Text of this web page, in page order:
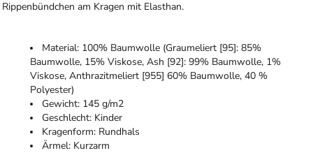
Rippenbündchen am Kragen mit Elasthan.
Material: 100% Baumwolle (Graumeliert [95]: 85%
Baumwolle, 15% Viskose, Ash [92]: 99% Baumwolle, 1%
Viskose, Anthrazitmeliert [955] 60% Baumwolle, 40 %
Polyester)
Gewicht: 145 g/m2
Geschlecht: Kinder
Kragenform: Rundhals
Ärmel: Kurzarm